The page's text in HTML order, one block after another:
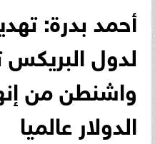
أحمد بدرة:
لدول
واشنطن من
الدولار عالميا